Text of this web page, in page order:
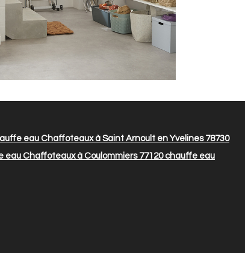
eau Chaffoteaux à Saint Arnoult en Yvelines 78730
eau Chaffoteaux à Coulommiers 77120chauffe eau